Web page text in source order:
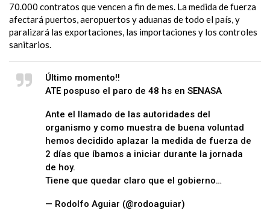
70.000 contratos que vencen a fin de mes. La medida de fuerza
afectará puertos, aeropuertos y aduanas de todo el país, y
paralizará las exportaciones, las importaciones y los controles
sanitarios.
Último momento!!
ATE pospuso el paro de 48 hs en SENASA
Ante el llamado de las autoridades del
organismo y como muestra de buena voluntad
hemos decidido aplazar la medida de fuerza de
2 días que íbamos a iniciar durante la jornada
de hoy.
Tiene que quedar claro que el gobierno…
— Rodolfo Aguiar (@rodoaguiar)